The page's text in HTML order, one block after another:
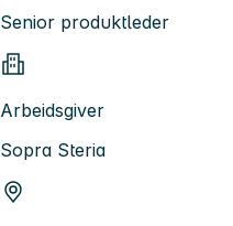
Senior produktleder
Arbeidsgiver
Sopra Steria